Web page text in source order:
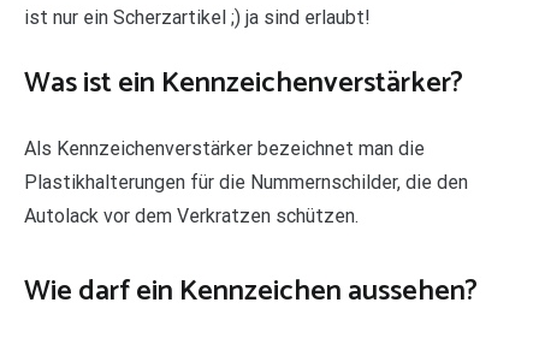
ist nur ein Scherzartikel ;) ja sind erlaubt!
Was ist ein Kennzeichenverstärker?
Als Kennzeichenverstärker bezeichnet man die
Plastikhalterungen für die Nummernschilder, die den
Autolack vor dem Verkratzen schützen.
Wie darf ein Kennzeichen aussehen?